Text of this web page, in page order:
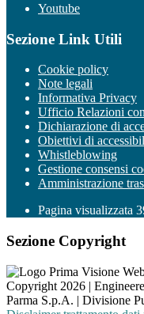
Youtube
Sezione Link Utili
Cookie policy
Note legali
Informativa Privacy
Ufficio Relazioni
Dichiarazione di
Obiettivi di
Whistleblowing
Gestione consensi
Amministrazione
Pagina visualizzata
Sezione Copyright
Copyright 2026 |
Parma S.p.A. | Divisione